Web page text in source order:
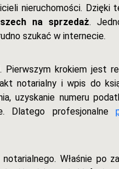
nieruchomości. Dzięki
na sprzedaż.
szukać w internecie.
krokiem jest
notarialny i wpis do
uzyskanie numeru
Dlatego profesjonalne
Właśnie po